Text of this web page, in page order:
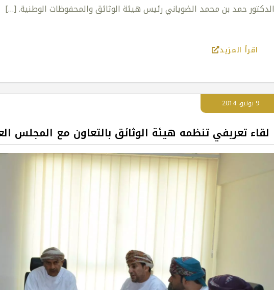
الدكتور حمد بن محمد الضوياني رئيس هيئة الوثائق والمحفوظات الوطنية.[…]
اقرأ المزيد
9 يونيو، 2014
لقاء تعريفي تنظمه هيئة الوثائق بالتعاون مع المجلس